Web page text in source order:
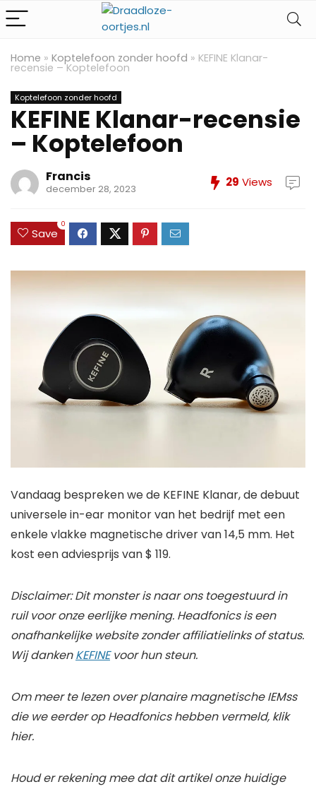
Home » Koptelefoon zonder hoofd » KEFINE Klanar-
recensie – Koptelefoon
Koptelefoon zonder hoofd
KEFINE Klanar-recensie
– Koptelefoon
Francis
december 28, 2023 29 Views
Save
0
Vandaag bespreken we de KEFINE Klanar, de debuut
universele in-ear monitor van het bedrijf met een
enkele vlakke magnetische driver van 14,5 mm. Het
kost een adviesprijs van $ 119.
Disclaimer: Dit monster is naar ons toegestuurd in
ruil voor onze eerlijke mening. Headfonics is een
onafhankelijke website zonder affiliatielinks of status.
Wij dankenKEFINEvoor hun steun.
Om meer te lezen over planaire magnetische IEMss
die we eerder op Headfonics hebben vermeld, klik
hier.
Houd er rekening mee dat dit artikel onze huidige